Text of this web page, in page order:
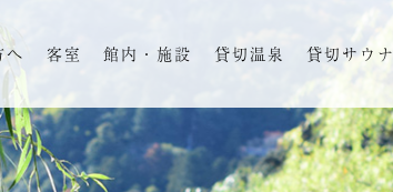
へ 客室 館内・施設 貸切温泉 貸切サウナ